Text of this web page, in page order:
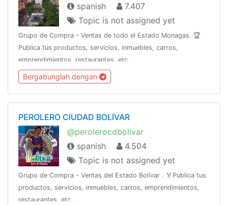
spanish
7.407
Topic is not assigned yet
Grupo de Compra - Ventas de todo el Estado Monagas. 🏆
Publica tus productos, servicios, inmuebles, carros,
emprendimientos, restaurantes, etc.
Bergabunglah dengan
PEROLERO CIUDAD BOLÍVAR
@perolerocdbolivar
spanish
4.504
Topic is not assigned yet
Grupo de Compra - Ventas del Estado Bolívar . 🏅Publica tus
productos, servicios, inmuebles, carros, emprendimientos,
restaurantes, etc.